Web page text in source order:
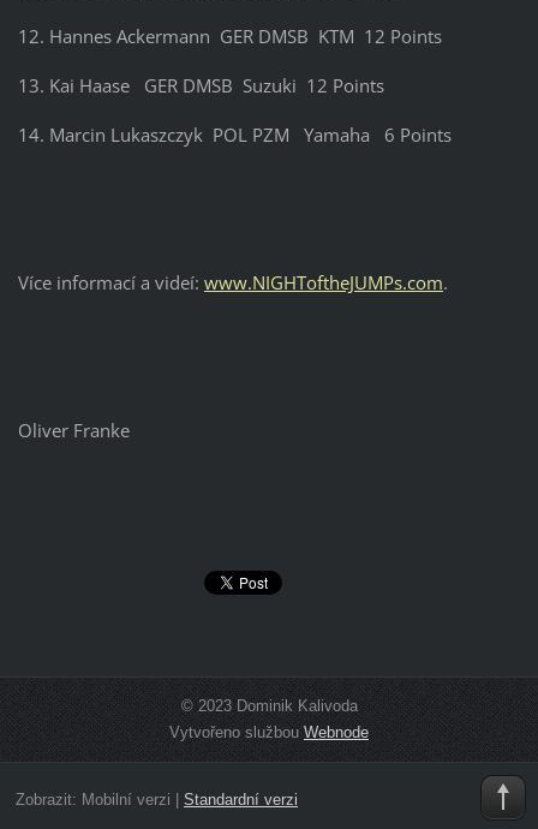
12. Hannes Ackermann GER DMSB KTM 12 Points
13. Kai Haase GER DMSB Suzuki 12 Points
14. Marcin Lukaszczyk POL PZM Yamaha 6 Points
Více informací a videí: www.NIGHToftheJUMPs.com.
Oliver Franke
© 2023 Dominik Kalivoda
Vytvořeno službouWebnode
Zobrazit: Mobilní verzi | Standardní verzi